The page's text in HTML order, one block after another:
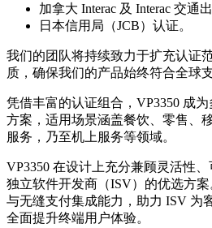
加拿大 Interac 及 Interac 交通
日本信用局（JCB）认证。
我们的团队将持续致力于扩充认证
质，确保我们的产品始终符合全球
凭借丰富的认证组合，VP3350 成
方案，适用场景涵盖餐饮、零售、
服务，乃至机上服务等领域。
VP3350 在设计上充分兼顾灵活性
独立软件开发商（ISV）的优选方
与无缝支付集成能力，助力 ISV 为
全面提升终端用户体验。